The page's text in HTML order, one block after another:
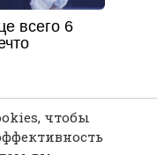
всего 6
чтобы